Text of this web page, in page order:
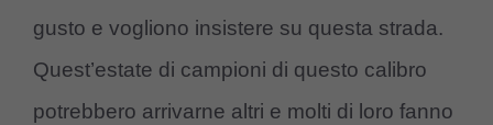
gusto e vogliono insistere su questa strada.
Quest’estate di campioni di questo calibro
potrebbero arrivarne altri e molti di loro fanno